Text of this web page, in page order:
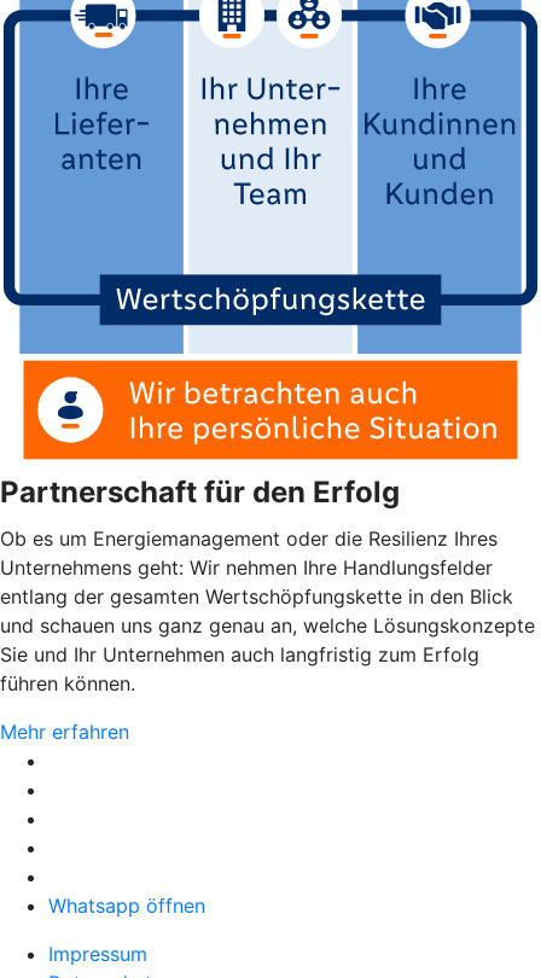
Partnerschaft für den Erfolg
Ob es um Energiemanagement oder die Resilienz Ihres
Unternehmens geht: Wir nehmen Ihre Handlungsfelder
entlang der gesamten Wertschöpfungskette in den Blick
und schauen uns ganz genau an, welche Lösungskonzepte
Sie und Ihr Unternehmen auch langfristig zum Erfolg
führen können.
Mehr erfahren
Whatsapp öffnen
Impressum